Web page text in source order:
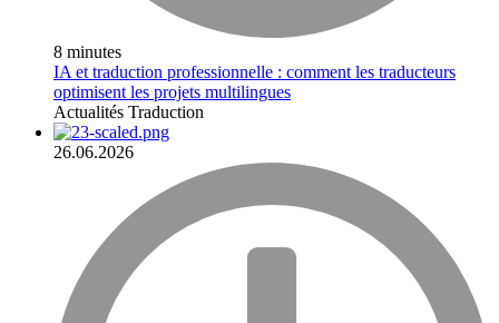
8 minutes
IA et traduction professionnelle : comment les traducteurs
optimisent les projets multilingues
Actualités Traduction
26.06.2026